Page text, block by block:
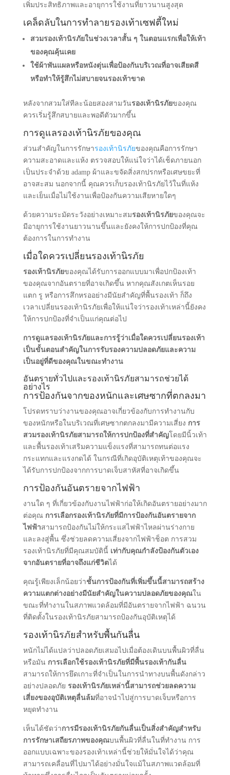
เพิ่มประสิทธิภาพและอายุการใช้งานที่ยาวนานสูงสุด
เคล็ดลับในการทําลายรองเท้าเซฟตี้ใหม่
สวมรองเท้านิรภัยในช่วงเวลาสั้น ๆ ในตอนแรกเพื่อให้เท้า
ของคุณคุ้นเคย
ใช้ผ้าพันแผลหรือหนังตุ่นเพื่อป้องกันบริเวณที่อาจเสียดสี
หรือทําให้รู้สึกไม่สบายจนรองเท้าขาด
หลังจากสวมใส่ทีละน้อยสองสามวันรองเท้านิรภัยของคุณ
ควรเริ่มรู้สึกสบายและพอดีตัวมากขึ้น
การดูแลรองเท้านิรภัยของคุณ
ส่วนสําคัญในการรักษารองเท้านิรภัยของคุณคือการรักษา
ความสะอาดและแห้ง ตรวจสอบให้แน่ใจว่าได้เช็ดภายนอก
เป็นประจําด้วย adamp ผ้าและขจัดสิ่งสกปรกหรือเศษขยะที่
อาจสะสม นอกจากนี้ คุณควรเก็บรองเท้านิรภัยไว้ในที่แห้ง
และเย็นเมื่อไม่ใช้งานเพื่อป้องกันความเสียหายใดๆ
ด้วยความระมัดระวังอย่างเหมาะสมรองเท้านิรภัยของคุณจะ
มีอายุการใช้งานยาวนานขึ้นและยังคงให้การปกป้องที่คุณ
ต้องการในการทํางาน
เมื่อใดควรเปลี่ยนรองเท้านิรภัย
รองเท้านิรภัยของคุณได้รับการออกแบบมาเพื่อปกป้องเท้า
ของคุณจากอันตรายที่อาจเกิดขึ้น หากคุณสังเกตเห็นรอย
แตก รู หรือการสึกหรออย่างมีนัยสําคัญที่พื้นรองเท้า ก็ถึง
เวลาเปลี่ยนรองเท้านิรภัยเพื่อให้แน่ใจว่ารองเท้าเหล่านี้ยังคง
ให้การปกป้องที่จําเป็นแก่คุณต่อไป
การดูแลรองเท้านิรภัยและการรู้ว่าเมื่อใดควรเปลี่ยนรองเท้า
เป็นขั้นตอนสําคัญในการรับรองความปลอดภัยและความ
เป็นอยู่ที่ดีของคุณในขณะทํางาน
อันตรายทั่วไปและรองเท้านิรภัยสามารถช่วยได้
อย่างไร
การป้องกันจากของหนักและเศษซากที่ตกลงมา
โปรดทราบว่างานของคุณอาจเกี่ยวข้องกับการทํางานกับ
ของหนักหรือในบริเวณที่เศษซากตกลงมามีความเสี่ยง การ
สวมรองเท้านิรภัยสามารถให้การปกป้องที่สําคัญโดยมีนิ้วเท้า
และพื้นรองเท้าเสริมความแข็งแรงที่สามารถทนต่อแรง
กระแทกและแรงกดได้ ในกรณีที่เกิดอุบัติเหตุเท้าของคุณจะ
ได้รับการปกป้องจากการบาดเจ็บสาหัสที่อาจเกิดขึ้น
การป้องกันอันตรายจากไฟฟ้า
งานใด ๆ ที่เกี่ยวข้องกับงานไฟฟ้าก่อให้เกิดอันตรายอย่างมาก
ต่อคุณ การเลือกรองเท้านิรภัยที่มีการป้องกันอันตรายจาก
ไฟฟ้าสามารถป้องกันไม่ให้กระแสไฟฟ้าไหลผ่านร่างกาย
และลงสู่พื้น ซึ่งช่วยลดความเสี่ยงจากไฟฟ้าช็อต การสวม
รองเท้านิรภัยที่มีคุณสมบัตินี้ เท่ากับคุณกําลังป้องกันตัวเอง
จากอันตรายที่อาจถึงแก่ชีวิตได้
คุณรู้เพียงเล็กน้อยว่าชั้นการป้องกันที่เพิ่มขึ้นนี้สามารถสร้าง
ความแตกต่างอย่างมีนัยสําคัญในความปลอดภัยของคุณใน
ขณะที่ทํางานในสภาพแวดล้อมที่มีอันตรายจากไฟฟ้า ฉนวน
ที่ติดตั้งในรองเท้านิรภัยสามารถป้องกันอุบัติเหตุได้
รองเท้านิรภัยสําหรับพื้นกันลื่น
หนักไม่ได้แปลว่าปลอดภัยเสมอไปเมื่อต้องเดินบนพื้นผิวที่ลื่น
หรือมัน การเลือกใช้รองเท้านิรภัยที่มีพื้นรองเท้ากันลื่น
สามารถให้การยึดเกาะที่จําเป็นในการนําทางบนพื้นดังกล่าว
อย่างปลอดภัย รองเท้านิรภัยเหล่านี้สามารถช่วยลดความ
เสี่ยงของอุบัติเหตุลื่นล้มที่อาจนําไปสู่การบาดเจ็บหรือการ
หยุดทํางาน
เห็นได้ชัดว่าการมีรองเท้านิรภัยกันลื่นเป็นสิ่งสําคัญสําหรับ
การรักษาเสถียรภาพของคุณบนพื้นผิวที่ลื่นในที่ทํางาน การ
ออกแบบเฉพาะของรองเท้าเหล่านี้ช่วยให้มั่นใจได้ว่าคุณ
สามารถเคลื่อนที่ไปมาได้อย่างมั่นใจแม้ในสภาพแวดล้อมที่